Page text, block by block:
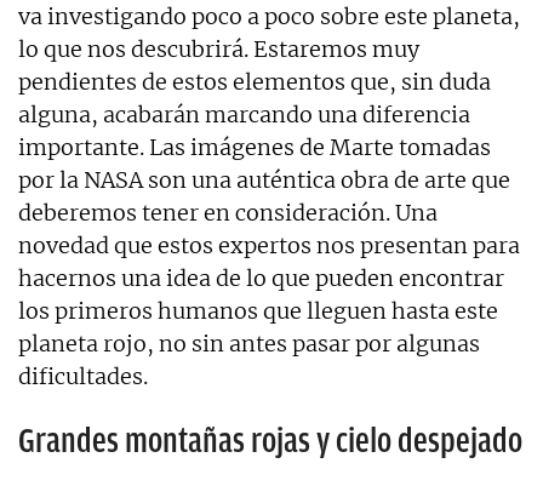
va investigando poco a poco sobre este planeta,
lo que nos descubrirá. Estaremos muy
pendientes de estos elementos que, sin duda
alguna, acabarán marcando una diferencia
importante. Las imágenes de Marte tomadas
por la NASA son una auténtica obra de arte que
deberemos tener en consideración. Una
novedad que estos expertos nos presentan para
hacernos una idea de lo que pueden encontrar
los primeros humanos que lleguen hasta este
planeta rojo, no sin antes pasar por algunas
dificultades.
Grandes montañas rojas y cielo despejado